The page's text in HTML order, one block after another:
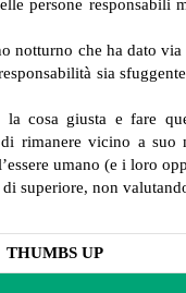
persone
notturno che ha dato
sia
cosa giusta e fare
rimanere vicino a
umano (e i loro
superiore, non
THUMBS UP